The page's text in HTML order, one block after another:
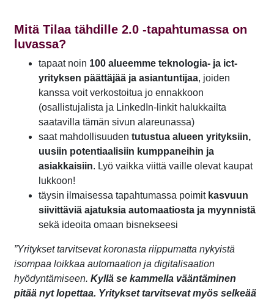
Mitä Tilaa tähdille 2.0 -tapahtumassa on
luvassa?
tapaat noin 100 alueemme teknologia- ja ict-
yrityksen päättäjää ja asiantuntijaa, joiden
kanssa voit verkostoitua jo ennakkoon
(osallistujalista ja LinkedIn-linkit halukkailta
saatavilla tämän sivun alareunassa)
saat mahdollisuuden tutustua alueen yrityksiin,
uusiin potentiaalisiin kumppaneihin ja
asiakkaisiin. Lyö vaikka viittä vaille olevat kaupat
lukkoon!
täysin ilmaisessa tapahtumassa poimit kasvuun
siivittäviä ajatuksia automaatiosta ja myynnistä
sekä ideoita omaan bisnekseesi
”Yritykset tarvitsevat koronasta riippumatta nykyistä
isompaa loikkaa automaation ja digitalisaation
hyödyntämiseen. Kyllä se kammella vääntäminen
pitää nyt lopettaa. Yritykset tarvitsevat myös selkeää